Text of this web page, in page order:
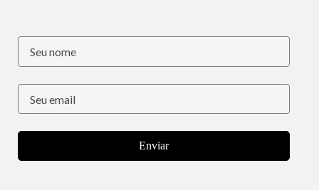
Enviar